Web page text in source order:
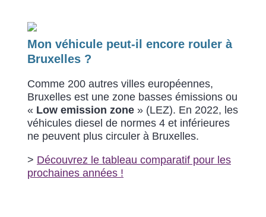
Mon véhicule peut-il encore rouler à
Bruxelles ?
Comme 200 autres villes européennes,
Bruxelles est une zone basses émissions ou
« Low emission zone » (LEZ). En 2022, les
véhicules diesel de normes 4 et inférieures
ne peuvent plus circuler à Bruxelles.
> Découvrez le tableau comparatif pour les
prochaines années !